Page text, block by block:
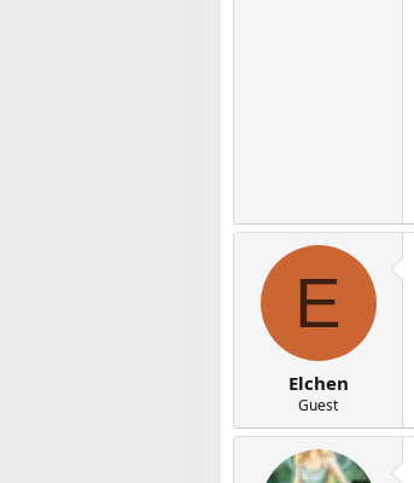
E
Elchen
Guest